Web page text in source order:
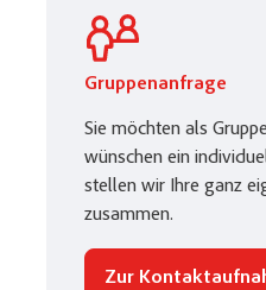
Merkliste
Keine Reisen auf der Merkliste
Gruppenanfrage
Sie möchten als
wünschen ein
stellen wir Ihre ganz
zusammen.
Zur